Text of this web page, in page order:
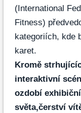
(International
Fitness)
kategoriích, kde
karet.
Kromě
interaktivní
ozdobí
světa,čerství